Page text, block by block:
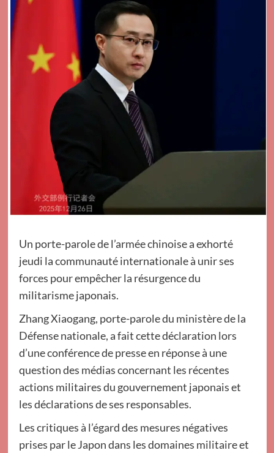
Un porte-parole de l’armée chinoise a exhorté
jeudi la communauté internationale à unir ses
forces pour empêcher la résurgence du
militarisme japonais.
Zhang Xiaogang, porte-parole du ministère de la
Défense nationale, a fait cette déclaration lors
d’une conférence de presse en réponse à une
question des médias concernant les récentes
actions militaires du gouvernement japonais et
les déclarations de ses responsables.
Les critiques à l’égard des mesures négatives
prises par le Japon dans les domaines militaire et